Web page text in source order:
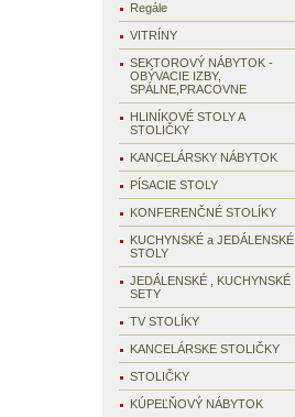
Regále
VITRÍNY
SEKTOROVÝ NÁBYTOK -
OBÝVACIE IZBY,
SPÁLNE,PRACOVNE
HLINÍKOVÉ STOLY A
STOLIČKY
KANCELÁRSKY NÁBYTOK
PÍSACIE STOLY
KONFERENČNÉ STOLÍKY
KUCHYNSKÉ a JEDÁLENSKÉ
STOLY
JEDÁLENSKÉ , KUCHYNSKÉ
SETY
TV STOLÍKY
KANCELÁRSKE STOLIČKY
STOLIČKY
KÚPEĽŇOVÝ NÁBYTOK